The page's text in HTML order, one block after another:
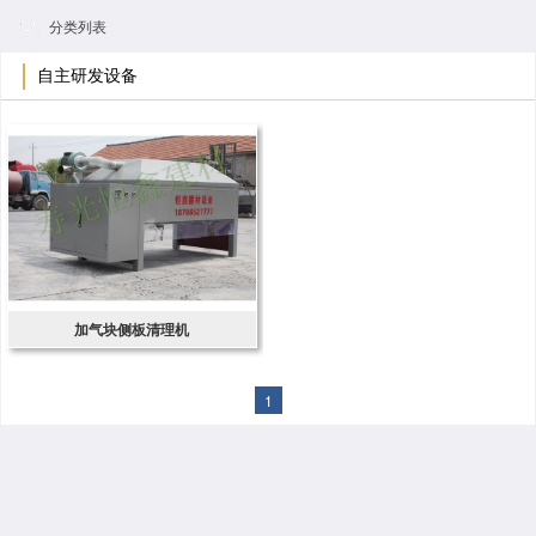
分类列表
自主研发设备
加气块侧板清理机
1